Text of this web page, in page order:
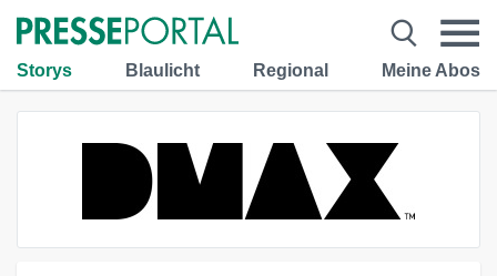
Storys Blaulicht Regional Meine Abos